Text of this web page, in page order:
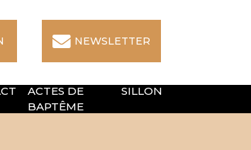
NEWSLETTER
ACTES DE
BAPTÊME
SILLON